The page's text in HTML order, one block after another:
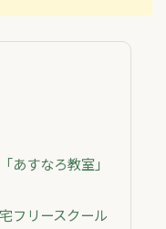
あすなろ教室」
フリースクール